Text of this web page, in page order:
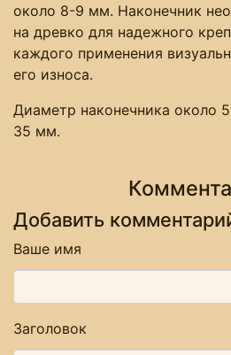
около 8-9 мм. Наконечник
на древко для надежного
каждого применения
его износа.
Диаметр наконечника около
35 мм.
Добавить
Ваше имя
Заголовок